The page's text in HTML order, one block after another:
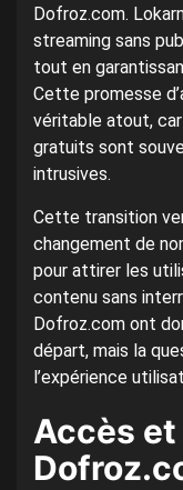
Dofroz.com.
streaming sans
tout en
Cette promesse
véritable atout,
gratuits sont
intrusives.
Cette transition
changement de
pour attirer les
contenu sans
Dofroz.com ont
départ, mais la
l’expérience
Accès